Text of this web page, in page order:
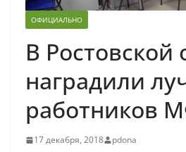
ОФИЦИАЛЬНО
В Ростовской
наградили
работников
17 декабря, 2018 pdona